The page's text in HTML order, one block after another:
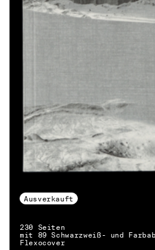
DE → EN
Ausverkauft
230 Seiten
mit 89 Schwarzweiß- und
Flexocover